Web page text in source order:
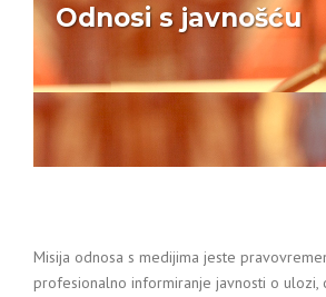
Odnosi s javnošću
Misija odnosa s medijima jeste
profesionalno informiranje javnosti o ulozi,